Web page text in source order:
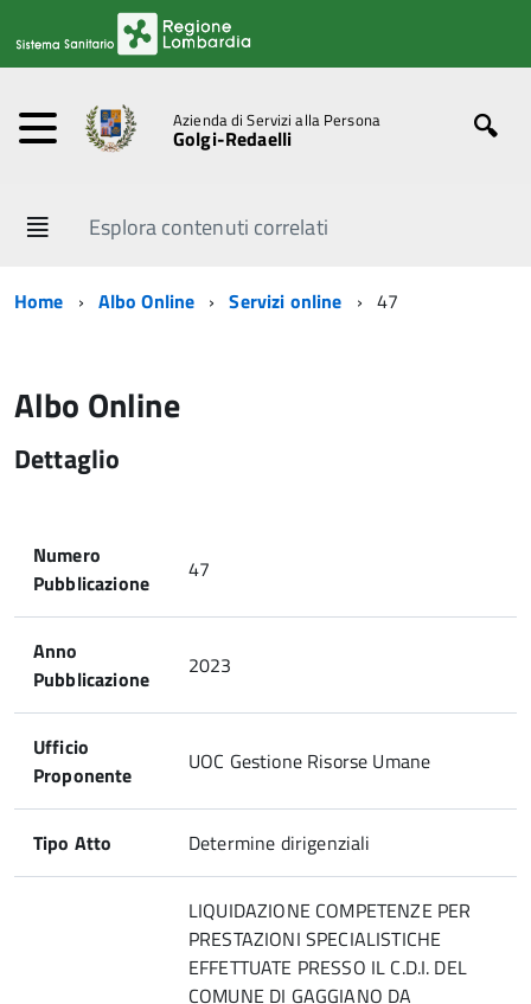
Azienda di Servizi alla Persona
Golgi-Redaelli
Esplora contenuti correlati
Home Albo Online Servizi online 47
Albo Online
Dettaglio
Numero
Pubblicazione
47
Anno
Pubblicazione
2023
Ufficio
Proponente
UOC Gestione Risorse Umane
Tipo Atto Determine dirigenziali
LIQUIDAZIONE COMPETENZE PER
PRESTAZIONI SPECIALISTICHE
EFFETTUATE PRESSO IL C.D.I. DEL
COMUNE DI GAGGIANO DA